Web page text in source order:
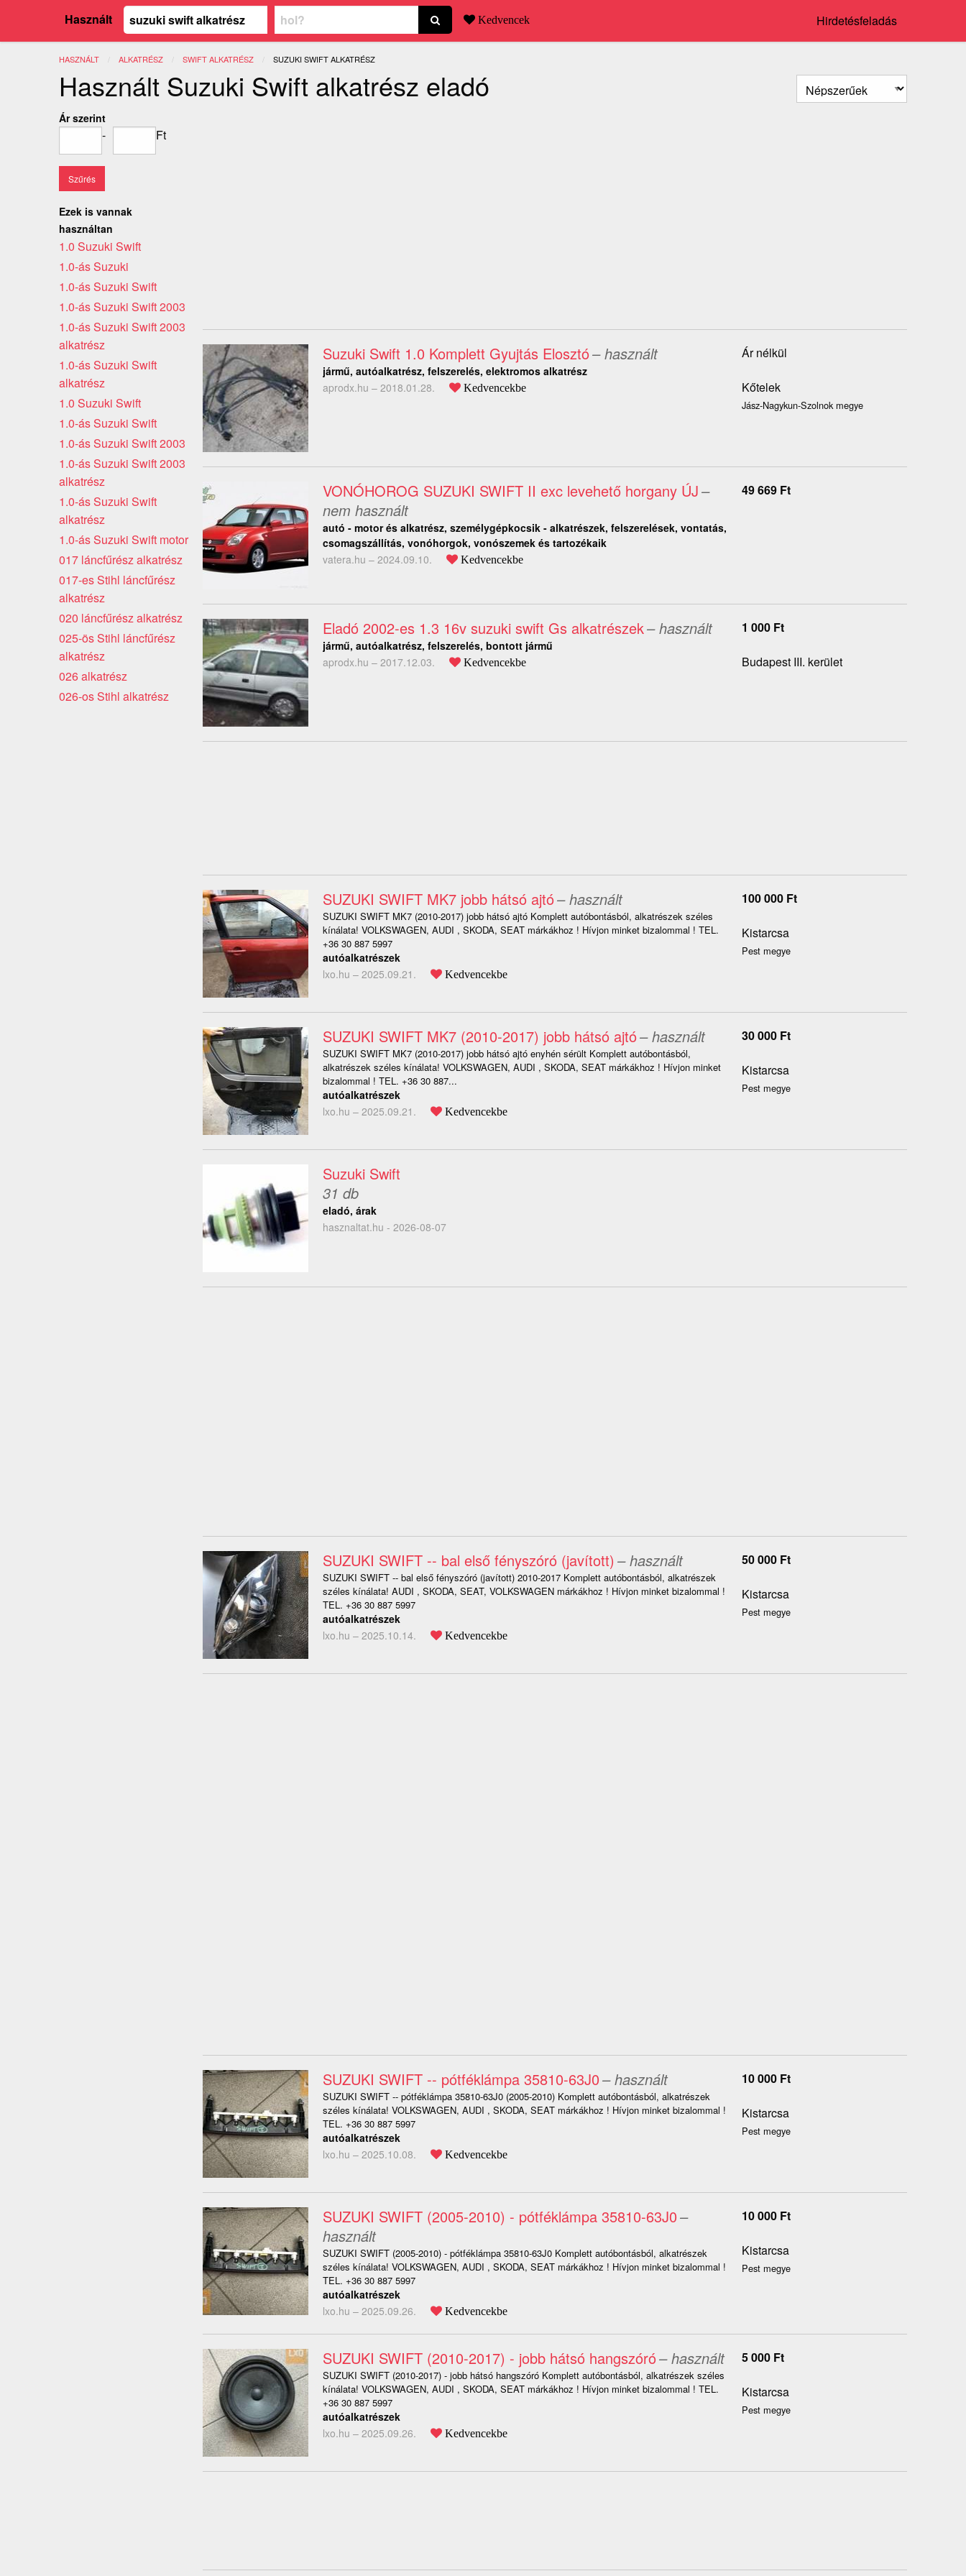
Használt Kedvencek Hirdetésfeladás
HASZNÁLT ALKATRÉSZ SWIFT ALKATRÉSZ JELENLEGI:
SUZUKI SWIFT ALKATRÉSZ
Használt Suzuki Swift alkatrész eladó
Suzuki Swift 1.0 Komplett Gyujtás Elosztó– használt
jármű, autóalkatrész, felszerelés, elektromos alkatrész
aprodx.hu – 2018.01.28. Kedvencekbe
Ár nélkül
Kőtelek
Jász-Nagykun-Szolnok megye
VONÓHOROG SUZUKI SWIFT II exc levehető horgany ÚJ–
nem használt
autó - motor és alkatrész, személygépkocsik - alkatrészek, felszerelések, vontatás,
csomagszállítás, vonóhorgok, vonószemek és tartozékaik
vatera.hu – 2024.09.10. Kedvencekbe
49 669 Ft
Eladó 2002-es 1.3 16v suzuki swift Gs alkatrészek– használt
jármű, autóalkatrész, felszerelés, bontott jármű
aprodx.hu – 2017.12.03. Kedvencekbe
1 000 Ft
Budapest III. kerület
SUZUKI SWIFT MK7 jobb hátsó ajtó– használt
SUZUKI SWIFT MK7 (2010-2017) jobb hátsó ajtó Komplett autóbontásból, alkatrészek széles
kínálata! VOLKSWAGEN, AUDI , SKODA, SEAT márkákhoz ! Hívjon minket bizalommal ! TEL.
+36 30 887 5997
autóalkatrészek
lxo.hu – 2025.09.21. Kedvencekbe
100 000 Ft
Kistarcsa
Pest megye
SUZUKI SWIFT MK7 (2010-2017) jobb hátsó ajtó– használt
SUZUKI SWIFT MK7 (2010-2017) jobb hátsó ajtó enyhén sérült Komplett autóbontásból,
alkatrészek széles kínálata! VOLKSWAGEN, AUDI , SKODA, SEAT márkákhoz ! Hívjon minket
bizalommal ! TEL. +36 30 887...
autóalkatrészek
lxo.hu – 2025.09.21. Kedvencekbe
30 000 Ft
Kistarcsa
Pest megye
Suzuki Swift
31 db
eladó, árak
hasznaltat.hu - 2026-08-07
SUZUKI SWIFT -- bal első fényszóró (javított) – használt
SUZUKI SWIFT -- bal első fényszóró (javított) 2010-2017 Komplett autóbontásból, alkatrészek
széles kínálata! AUDI , SKODA, SEAT, VOLKSWAGEN márkákhoz ! Hívjon minket bizalommal !
TEL. +36 30 887 5997
autóalkatrészek
lxo.hu – 2025.10.14. Kedvencekbe
50 000 Ft
Kistarcsa
Pest megye
SUZUKI SWIFT -- pótféklámpa 35810-63J0– használt
SUZUKI SWIFT -- pótféklámpa 35810-63J0 (2005-2010) Komplett autóbontásból, alkatrészek
széles kínálata! VOLKSWAGEN, AUDI , SKODA, SEAT márkákhoz ! Hívjon minket bizalommal !
TEL. +36 30 887 5997
autóalkatrészek
lxo.hu – 2025.10.08. Kedvencekbe
10 000 Ft
Kistarcsa
Pest megye
SUZUKI SWIFT (2005-2010) - pótféklámpa 35810-63J0–
használt
SUZUKI SWIFT (2005-2010) - pótféklámpa 35810-63J0 Komplett autóbontásból, alkatrészek
széles kínálata! VOLKSWAGEN, AUDI , SKODA, SEAT márkákhoz ! Hívjon minket bizalommal !
TEL. +36 30 887 5997
autóalkatrészek
lxo.hu – 2025.09.26. Kedvencekbe
10 000 Ft
Kistarcsa
Pest megye
SUZUKI SWIFT (2010-2017) - jobb hátsó hangszóró– használt
SUZUKI SWIFT (2010-2017) - jobb hátsó hangszóró Komplett autóbontásból, alkatrészek széles
kínálata! VOLKSWAGEN, AUDI , SKODA, SEAT márkákhoz ! Hívjon minket bizalommal ! TEL.
+36 30 887 5997
autóalkatrészek
lxo.hu – 2025.09.26. Kedvencekbe
5 000 Ft
Kistarcsa
Pest megye
Ár szerint
- Ft
Ezek is vannak
használtan
1.0 Suzuki Swift
1.0-ás Suzuki
1.0-ás Suzuki Swift
1.0-ás Suzuki Swift 2003
1.0-ás Suzuki Swift 2003
alkatrész
1.0-ás Suzuki Swift
alkatrész
1.0 Suzuki Swift
1.0-ás Suzuki Swift
1.0-ás Suzuki Swift 2003
1.0-ás Suzuki Swift 2003
alkatrész
1.0-ás Suzuki Swift
alkatrész
1.0-ás Suzuki Swift motor
017 láncfűrész alkatrész
017-es Stihl láncfűrész
alkatrész
020 láncfűrész alkatrész
025-ös Stihl láncfűrész
alkatrész
026 alkatrész
026-os Stihl alkatrész